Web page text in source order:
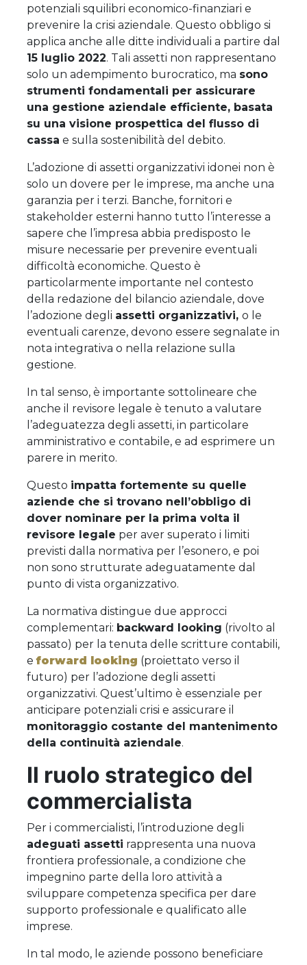
potenziali squilibri economico-finanziari e
prevenire la crisi aziendale. Questo obbligo si
applica anche alle ditte individuali a partire dal
15 luglio 2022. Tali assetti non rappresentano
solo un adempimento burocratico, ma sono
strumenti fondamentali per assicurare
una gestione aziendale efficiente, basata
su una visione prospettica del flusso di
cassa e sulla sostenibilità del debito.
L’adozione di assetti organizzativi idonei non è
solo un dovere per le imprese, ma anche una
garanzia per i terzi. Banche, fornitori e
stakeholder esterni hanno tutto l’interesse a
sapere che l’impresa abbia predisposto le
misure necessarie per prevenire eventuali
difficoltà economiche. Questo è
particolarmente importante nel contesto
della redazione del bilancio aziendale, dove
l’adozione degli assetti organizzativi, o le
eventuali carenze, devono essere segnalate in
nota integrativa o nella relazione sulla
gestione.
In tal senso, è importante sottolineare che
anche il revisore legale è tenuto a valutare
l’adeguatezza degli assetti, in particolare
amministrativo e contabile, e ad esprimere un
parere in merito.
Questo impatta fortemente su quelle
aziende che si trovano nell’obbligo di
dover nominare per la prima volta il
revisore legale per aver superato i limiti
previsti dalla normativa per l’esonero, e poi
non sono strutturate adeguatamente dal
punto di vista organizzativo.
La normativa distingue due approcci
complementari: backward looking (rivolto al
passato) per la tenuta delle scritture contabili,
eforward looking (proiettato verso il
futuro) per l’adozione degli assetti
organizzativi. Quest’ultimo è essenziale per
anticipare potenziali crisi e assicurare il
monitoraggio costante del mantenimento
della continuità aziendale.
Il ruolo strategico del
commercialista
Per i commercialisti, l’introduzione degli
adeguati assetti rappresenta una nuova
frontiera professionale, a condizione che
impegnino parte della loro attività a
sviluppare competenza specifica per dare
supporto professionale e qualificato alle
imprese.
In tal modo, le aziende possono beneficiare